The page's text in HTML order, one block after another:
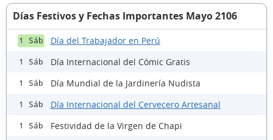
Días Festivos y Fechas Importantes Mayo 2106
1 Sáb Día del Trabajador en Perú
1 Sáb Día Internacional del Cómic Gratis
1 Sáb Día Mundial de la Jardinería Nudista
1 Sáb Día Internacional del Cervecero Artesanal
1 Sáb Festividad de la Virgen de Chapi